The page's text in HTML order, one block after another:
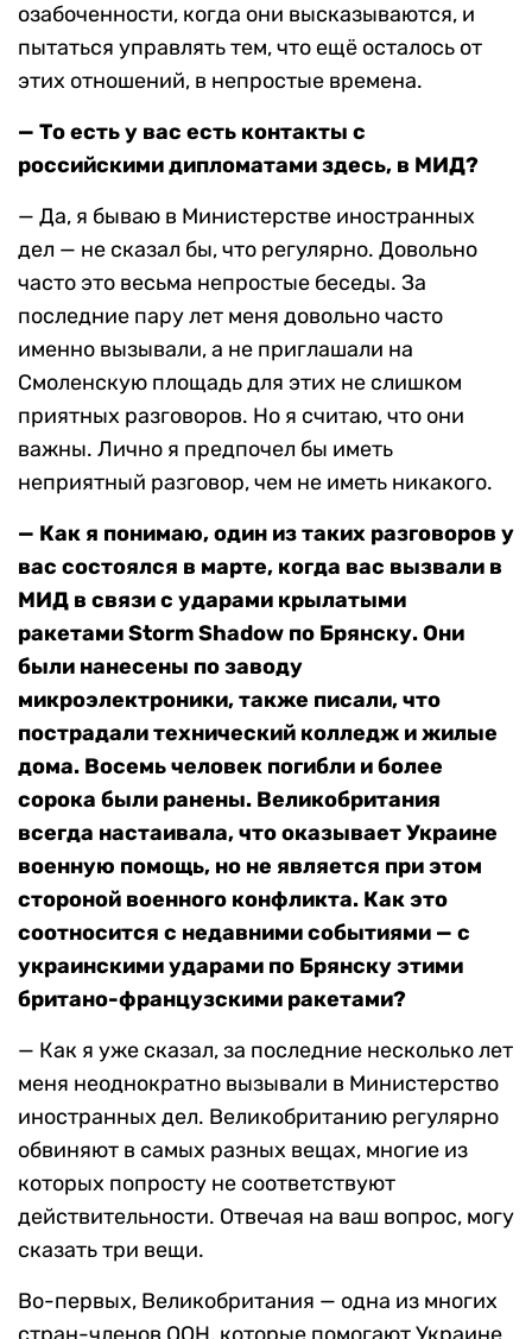
озабоченности, когда они высказываются, и
пытаться управлять тем, что ещё осталось от
этих отношений, в непростые времена.
— То есть у вас есть контакты с
российскими дипломатами здесь, в МИД?
— Да, я бываю в Министерстве иностранных
дел — не сказал бы, что регулярно. Довольно
часто это весьма непростые беседы. За
последние пару лет меня довольно часто
именно вызывали, а не приглашали на
Смоленскую площадь для этих не слишком
приятных разговоров. Но я считаю, что они
важны. Лично я предпочел бы иметь
неприятный разговор, чем не иметь никакого.
— Как я понимаю, один из таких разговоров у
вас состоялся в марте, когда вас вызвали в
МИД в связи с ударами крылатыми
ракетами Storm Shadow по Брянску. Они
были нанесены по заводу
микроэлектроники, также писали, что
пострадали технический колледж и жилые
дома. Восемь человек погибли и более
сорока были ранены. Великобритания
всегда настаивала, что оказывает Украине
военную помощь, но не является при этом
стороной военного конфликта. Как это
соотносится с недавними событиями — с
украинскими ударами по Брянску этими
британо-французскими ракетами?
— Как я уже сказал, за последние несколько лет
меня неоднократно вызывали в Министерство
иностранных дел. Великобританию регулярно
обвиняют в самых разных вещах, многие из
которых попросту не соответствуют
действительности. Отвечая на ваш вопрос, могу
сказать три вещи.
Во-первых, Великобритания — одна из многих